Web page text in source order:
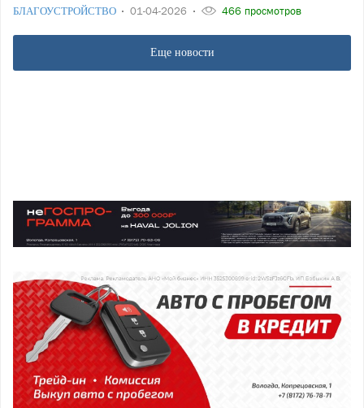
БЛАГОУСТРОЙСТВО 01-04-2026 466 просмотров
Еще новости